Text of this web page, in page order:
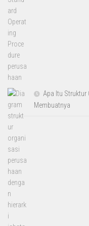
Apa Itu Struktur
Membuatnya